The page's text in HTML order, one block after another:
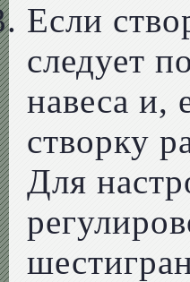
Если
следует
навеса и,
створку
Для